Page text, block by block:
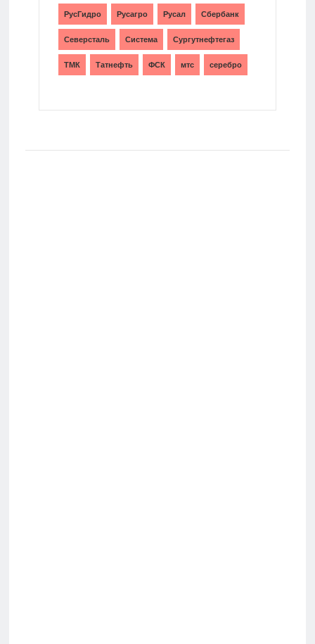
РусГидро Русагро Русал Сбербанк
Северсталь Система Сургутнефтегаз
ТМК Татнефть ФСК мтс серебро